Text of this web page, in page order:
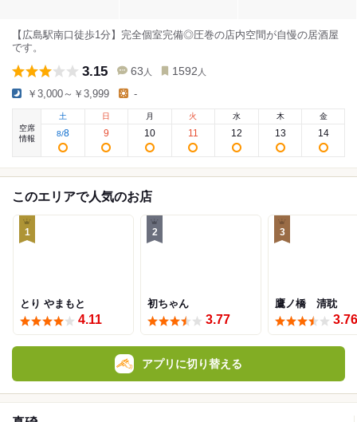
【広島駅南口徒歩1分】完全個室完備◎圧巻の店内空間が自慢の居酒屋
です。
3.15 63 人 1592 人
￥3,000～￥3,999 -
空席
情報
土
8/8
日
9
月
10
火
11
水
12
木
13
金
14
このエリアで人気のお店
1
とり やまもと
4.11
2
初ちゃん
3.77
3
鷹ノ橋 清耽
3.76
アプリに切り替える